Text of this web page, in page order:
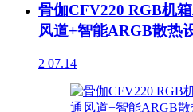
骨伽CFV220 RGB机
风道+智能ARGB散热
2 07.14